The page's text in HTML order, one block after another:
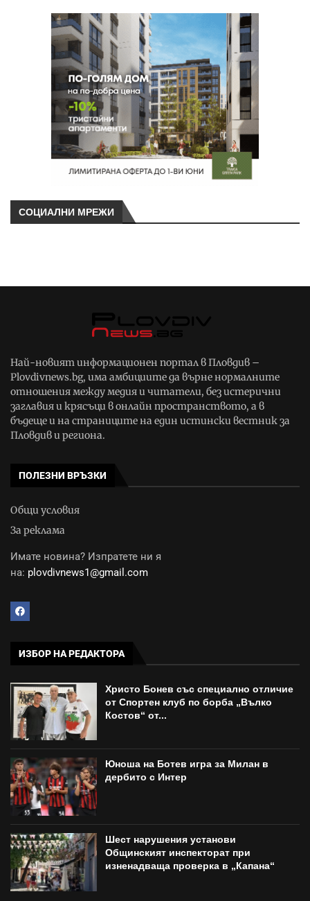
СОЦИАЛНИ МРЕЖИ
Най-новият информационен портал в Пловдив –
Plovdivnews.bg, има амбициите да върне нормалните
отношения между медия и читатели, без истерични
заглавия и крясъци в онлайн пространството, а в
бъдеще и на страниците на един истински вестник за
Пловдив и региона.
ПОЛЕЗНИ ВРЪЗКИ
Общи условия
За реклама
Имате новина? Изпратете ни я
на: plovdivnews1@gmail.com
ИЗБОР НА РЕДАКТОРА
Христо Бонев със специално отличие
от Спортен клуб по борба „Вълко
Костов“ от...
Юноша на Ботев игра за Милан в
дербито с Интер
Шест нарушения установи
Общинският инспекторат при
изненадваща проверка в „Капана“